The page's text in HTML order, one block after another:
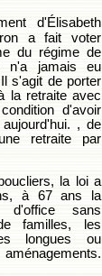
d'Élisabeth
a fait voter
du régime de
n'a jamais eu
s'agit de porter
la retraite avec
d'avoir
, de
retraite par
la loi a
à 67 ans la
d'office sans
familles, les
longues ou